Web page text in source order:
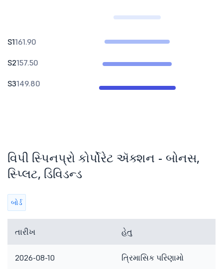
S1161.90
S2157.50
S3149.80
વિપી સ્પિનપ્રો કોર્પોરેટ ઍક્શન - બોનસ,
સ્પ્લિટ, ડિવિડન્ડ
બોર્ડ
તારીખ હેતુ
2026-08-10 ત્રિમાસિક પરિણામો